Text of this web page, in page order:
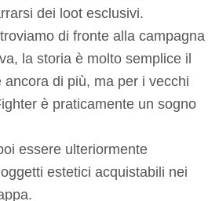
dei loot esclusivi.
di fronte alla campagna
la storia è molto semplice il
ancora di più, ma per i vecchi
è praticamente un sogno
essere ulteriormente
estetici acquistabili nei